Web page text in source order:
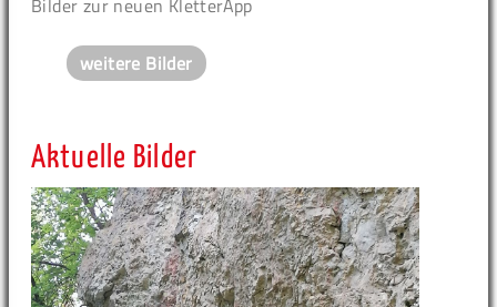
weitere Bilder
Aktuelle Bilder